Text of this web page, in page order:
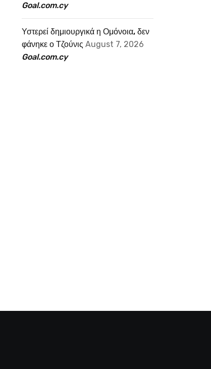
Goal.com.cy
Υστερεί δημιουργικά η Ομόνοια, δεν
φάνηκε ο Τζούνις August 7, 2026
Goal.com.cy